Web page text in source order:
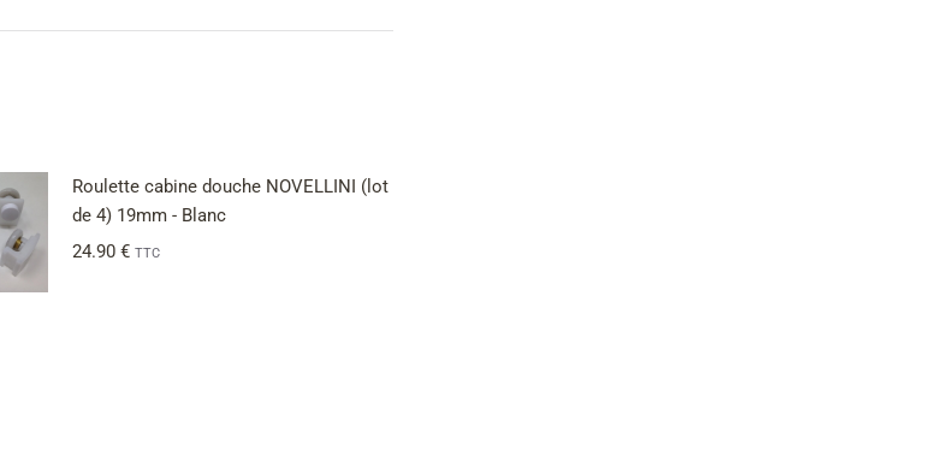
Roulette cabine douche NOVELLINI (lot
de 4) 19mm - Blanc
24.90 € TTC